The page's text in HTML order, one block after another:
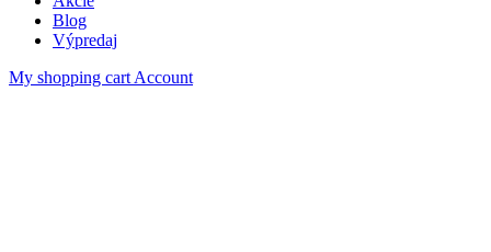
Blog
Výpredaj
My shopping cart Account